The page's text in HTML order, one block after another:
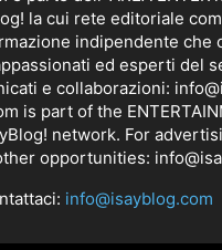
la cui rete editoriale
indipendente che
ed esperti del
e collaborazioni:
is part of the
network. For
opportunities:
info@isayblog.com